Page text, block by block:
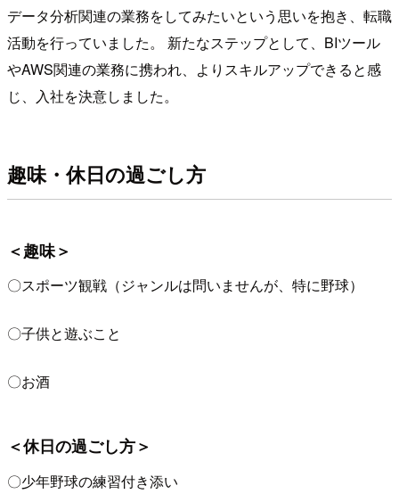
データ分析関連の業務をしてみたいという思いを抱き、転職
活動を行っていました。 新たなステップとして、BIツール
やAWS関連の業務に携われ、よりスキルアップできると感
じ、入社を決意しました。
趣味・休日の過ごし方
＜趣味＞
〇スポーツ観戦（ジャンルは問いませんが、特に野球）
〇子供と遊ぶこと
〇お酒
＜休日の過ごし方＞
〇少年野球の練習付き添い